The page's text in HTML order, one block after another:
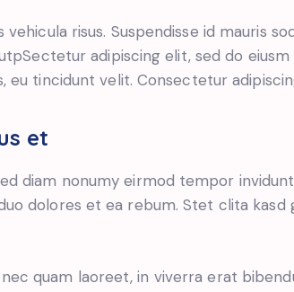
risus. Suspendisse id mauris
adipiscing elit, sed do
tincidunt velit. Consectetur
et
diam nonumy eirmod tempor
dolores et ea rebum. Stet clita kasd
quam laoreet, in viverra erat